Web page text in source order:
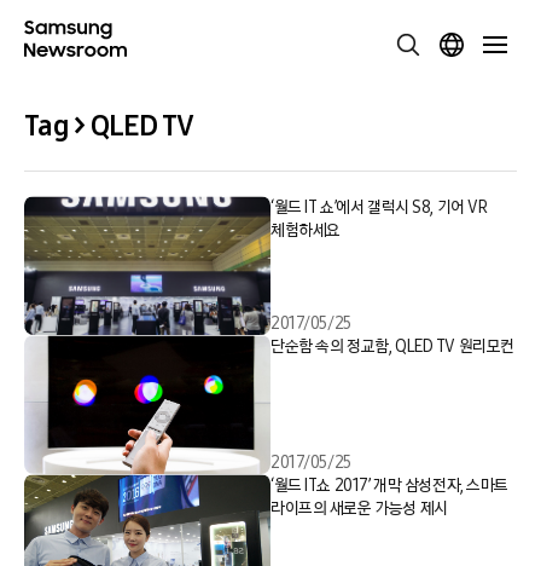
Tag > QLED TV
‘월드 IT 쇼’에서 갤럭시 S8, 기어 VR
체험하세요
2017/05/25
단순함 속의 정교함, QLED TV 원리모컨
2017/05/25
‘월드 IT쇼 2017’ 개막 삼성전자, 스마트
라이프의 새로운 가능성 제시